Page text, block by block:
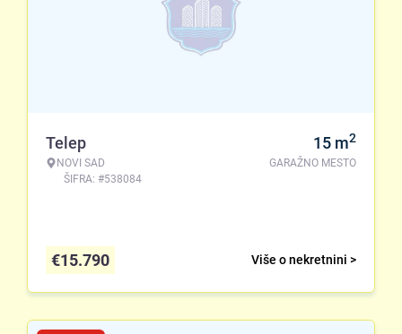
Telep
NOVI SAD
ŠIFRA: #538084
15 m2
GARAŽNO MESTO
Više o nekretnini >
€15.790